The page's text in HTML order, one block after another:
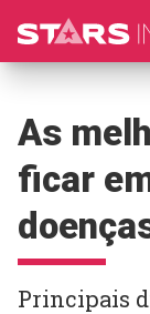
As
ficar
Principais